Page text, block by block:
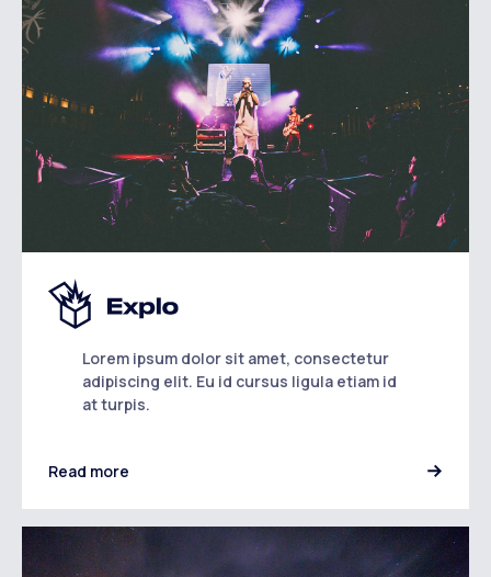
Lorem ipsum dolor sit amet, consectetur
adipiscing elit. Eu id cursus ligula etiam id
at turpis.
Read more